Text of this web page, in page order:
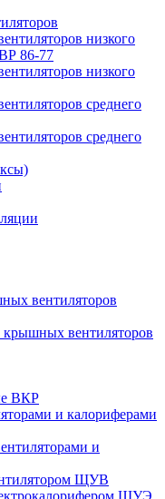
низкого
86-77
низкого
среднего
среднего
вентиляторов
вентиляторов
ВКР
и калориферами
и
ЩУВ
ЩУЭ